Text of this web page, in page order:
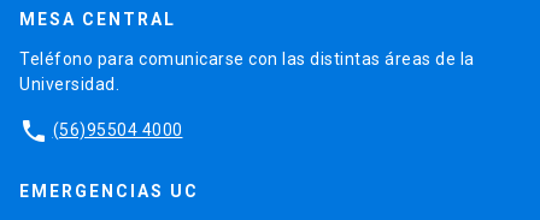
MESA CENTRAL
Teléfono para comunicarse con las distintas áreas de la
Universidad.
phone (56)95504 4000
EMERGENCIAS UC